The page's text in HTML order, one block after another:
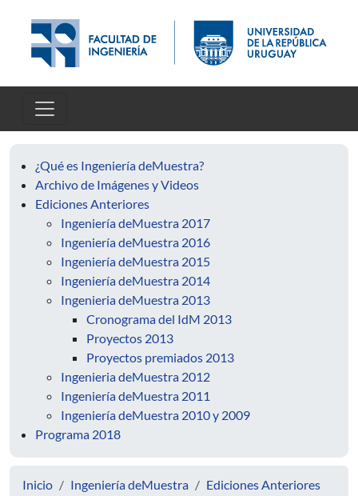
¿Qué es Ingeniería deMuestra?
Archivo de Imágenes y Videos
Ediciones Anteriores
Ingeniería deMuestra 2017
Ingeniería deMuestra 2016
Ingeniería deMuestra 2015
Ingeniería deMuestra 2014
Ingenieria deMuestra 2013
Cronograma del IdM 2013
Proyectos 2013
Proyectos premiados 2013
Ingenieria deMuestra 2012
Ingeniería deMuestra 2011
Ingeniería deMuestra 2010 y 2009
Programa 2018
Inicio Ingeniería deMuestra
Ediciones Anteriores